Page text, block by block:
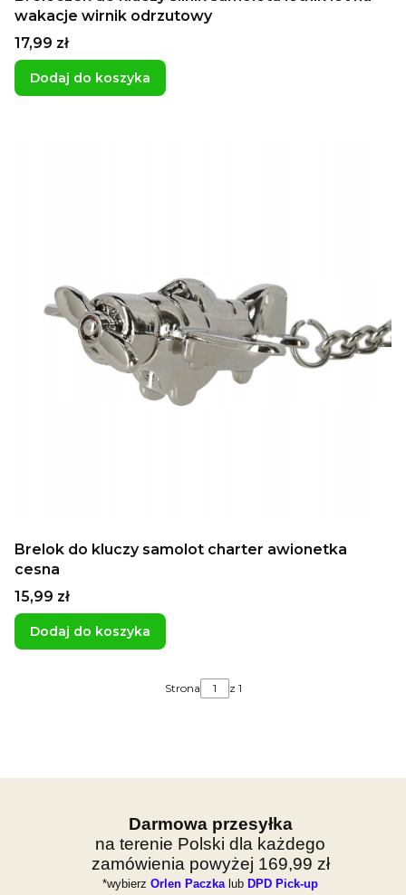
wakacje wirnik odrzutowy
Cena
17,99 zł
Dodaj do koszyka
Brelok do kluczy samolot charter awionetka
cesna
Cena
15,99 zł
Dodaj do koszyka
Strona z 1
Darmowa przesyłka
na terenie Polski dla każdego
zamówienia powyżej 169,99 zł
*wybierz Orlen Paczkalub DPD Pick-up